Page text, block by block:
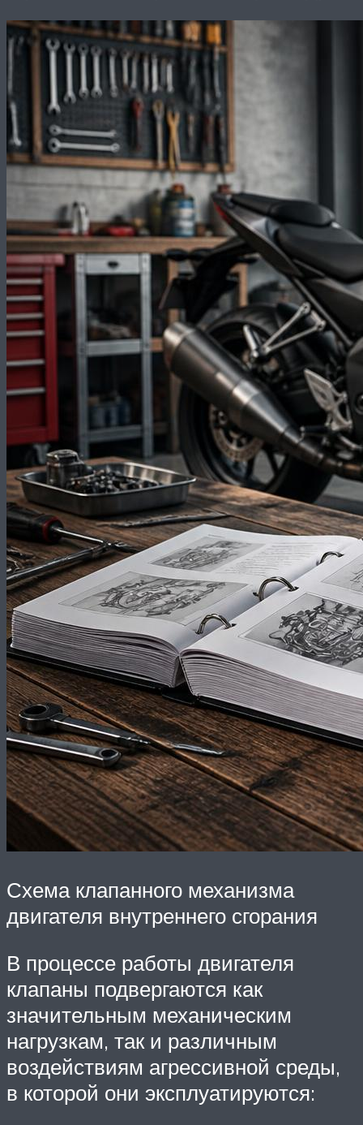
Схема клапанного механизма
двигателя внутреннего сгорания
В процессе работы двигателя
клапаны подвергаются как
значительным механическим
нагрузкам, так и различным
воздействиям агрессивной среды,
в которой они эксплуатируются: